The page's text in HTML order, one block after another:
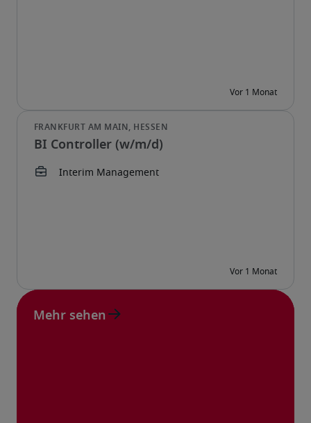
BI Controller (w/m/d)
Mehr sehen